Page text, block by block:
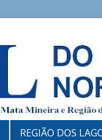
REGIÃO DOS